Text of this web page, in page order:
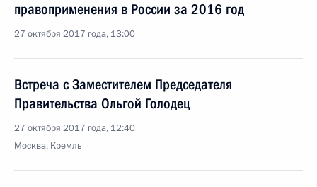
правоприменения в России за 2016 год
27 октября 2017 года, 13:00
Встреча с Заместителем Председателя
Правительства Ольгой Голодец
27 октября 2017 года, 12:40
Москва, Кремль